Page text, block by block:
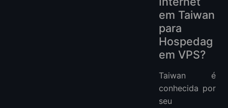
em Taiwan
para
Hospedag
em VPS?
Taiwan é
conhecida por
seu